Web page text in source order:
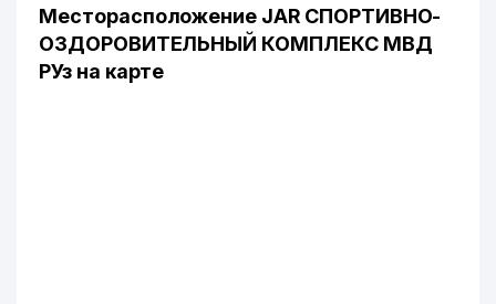
Месторасположение JAR СПОРТИВНО-
ОЗДОРОВИТЕЛЬНЫЙ КОМПЛЕКС МВД
РУз на карте